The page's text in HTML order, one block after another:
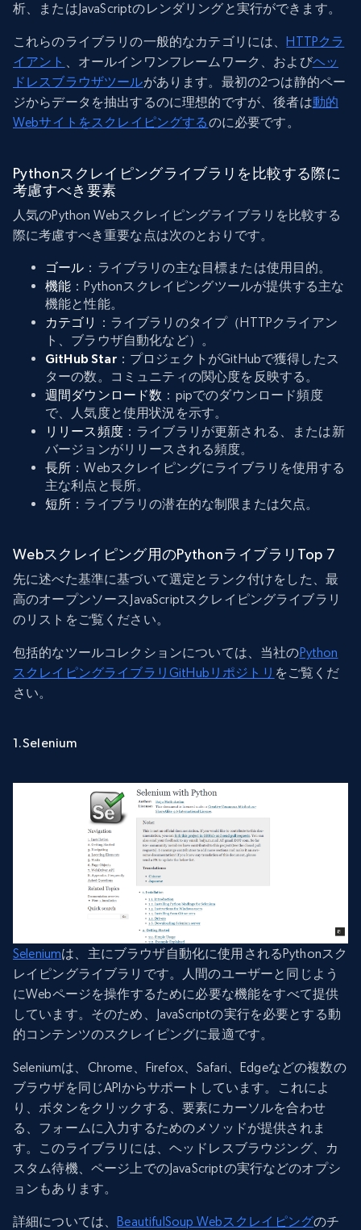
析、またはJavaScriptのレンダリングと実行ができます。
これらのライブラリの一般的なカテゴリには、 HTTPクラ
イアント 、オールインワンフレームワーク、およびヘッ
ドレスブラウザツールがあります。最初の2つは静的ペー
ジからデータを抽出するのに理想的ですが、後者は動的
Webサイトをスクレイピングするのに必要です。
Pythonスクレイピングライブラリを比較する際に
考慮すべき要素
人気のPython Webスクレイピングライブラリを比較する
際に考慮すべき重要な点は次のとおりです。
ゴール ：ライブラリの主な目標または使用目的。
機能 ：Pythonスクレイピングツールが提供する主な
機能と性能。
カテゴリ
：ライブラリのタイプ（HTTPクライアン
ト、ブラウザ自動化など）。
GitHub Star：プロジェクトがGitHubで獲得したス
ターの数。コミュニティの関心度を反映する。
週間ダウンロード数 ：pipでのダウンロード頻度
で、人気度と使用状況を示す。
リリース頻度：ライブラリが更新される、または新
バージョンがリリースされる頻度。
長所 ：Webスクレイピングにライブラリを使用する
主な利点と長所。
短所 ：ライブラリの潜在的な制限または欠点。
Webスクレイピング用のPythonライブラリTop 7
先に述べた基準に基づいて選定とランク付けをした、最
高のオープンソースJavaScriptスクレイピングライブラリ
のリストをご覧ください。
包括的なツールコレクションについては、当社のPython
スクレイピングライブラリGitHubリポジトリ をご覧くだ
さい。
1.Selenium
Seleniumは、主にブラウザ自動化に使用されるPythonスク
レイピングライブラリです。人間のユーザーと同じよう
にWebページを操作するために必要な機能をすべて提供
しています。そのため、JavaScriptの実行を必要とする動
的コンテンツのスクレイピングに最適です。
Seleniumは、Chrome、Firefox、Safari、Edgeなどの複数の
ブラウザを同じAPIからサポートしています。これによ
り、ボタンをクリックする、要素にカーソルを合わせ
る、フォームに入力するためのメソッドが提供されま
す。このライブラリには、ヘッドレスブラウジング、カ
スタム待機、ページ上でのJavaScriptの実行などのオプシ
ョンもあります。
詳細については、BeautifulSoup Webスクレイピングのチ